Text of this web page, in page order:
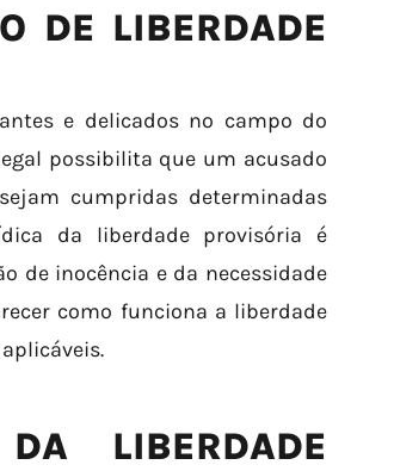
DE LIBERDADE
e delicados no campo do
possibilita que um acusado
cumpridas determinadas
da liberdade provisória é
de inocência e da necessidade
como funciona a liberdade
LIBERDADE